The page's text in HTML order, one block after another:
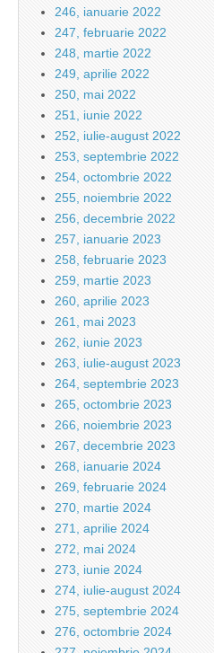
246, ianuarie 2022
247, februarie 2022
248, martie 2022
249, aprilie 2022
250, mai 2022
251, iunie 2022
252, iulie-august 2022
253, septembrie 2022
254, octombrie 2022
255, noiembrie 2022
256, decembrie 2022
257, ianuarie 2023
258, februarie 2023
259, martie 2023
260, aprilie 2023
261, mai 2023
262, iunie 2023
263, iulie-august 2023
264, septembrie 2023
265, octombrie 2023
266, noiembrie 2023
267, decembrie 2023
268, ianuarie 2024
269, februarie 2024
270, martie 2024
271, aprilie 2024
272, mai 2024
273, iunie 2024
274, iulie-august 2024
275, septembrie 2024
276, octombrie 2024